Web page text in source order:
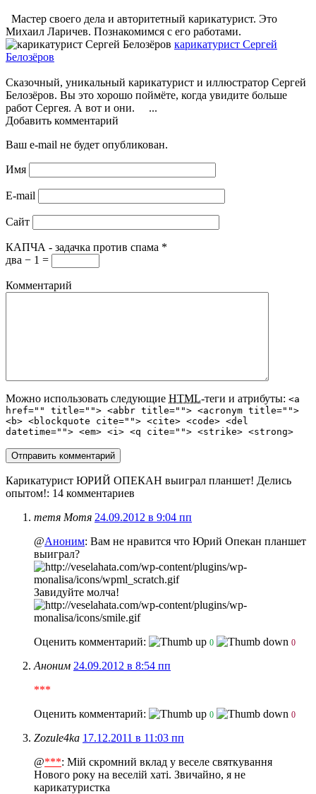
Мастер своего дела и авторитетный карикатурист. Это
Михаил Ларичев. Познакомимся с его работами.
карикатурист Сергей
Белозёров
Сказочный, уникальный карикатурист и иллюстратор Сергей
Белозёров. Вы это хорошо поймёте, когда увидите больше
работ Сергея. А вот и они. ...
Добавить комментарий
Ваш e-mail не будет опубликован.
Имя
E-mail
Сайт
КАПЧА - задачка против спама *
два − 1 =
Комментарий
Можно использовать следующие HTML-теги и атрибуты: <a
href="" title=""> <abbr title=""> <acronym title="">
<b> <blockquote cite=""> <cite> <code> <del
datetime=""> <em> <i> <q cite=""> <strike> <strong>
Карикатурист ЮРИЙ ОПЕКАН выиграл планшет! Делись
опытом!: 14 комментариев
тетя Мотя 24.09.2012 в 9:04 пп
@Аноним: Вам не нравится что Юрий Опекан планшет
выиграл?
Завидуйте молча!
Оценить комментарий: 0 0
Аноним 24.09.2012 в 8:54 пп
***
Оценить комментарий:
0 0
Zozule4ka 17.12.2011 в 11:03 пп
@***: Мій скромний вклад у веселе святкування
Нового року на веселій хаті. Звичайно, я не
карикатуристка